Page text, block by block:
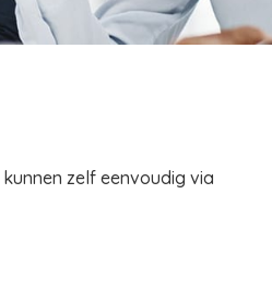
zelf eenvoudig via